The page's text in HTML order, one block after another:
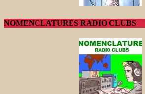
NOMENCLATURES RADIO CLUBS